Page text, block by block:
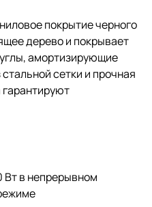
покрытие черного
дерево и покрывает
амортизирующие
сетки и прочная
гарантируют
в непрерывном